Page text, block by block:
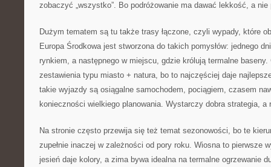
zobaczyć „wszystko”. Bo podróżowanie ma dawać lekkość, a nie
Dużym tematem są tu także trasy łączone, czyli wypady, które
Europa Środkowa jest stworzona do takich pomysłów: jednego
rynkiem, a następnego w miejscu, gdzie królują termalne baseny.
zestawienia typu miasto + natura, bo to najczęściej daje
takie wyjazdy są osiągalne samochodem, pociągiem, czasem
konieczności wielkiego planowania. Wystarczy dobra strategia,
Na stronie często przewija się też temat sezonowości, bo te
zupełnie inaczej w zależności od pory roku. Wiosna to pierwsze
jesień daje kolory, a zima bywa idealna na termalne ogrzewanie